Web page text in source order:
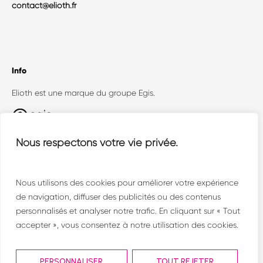
Nous respectons votre vie privée.
Nous utilisons des cookies pour améliorer votre expérience
de navigation, diffuser des publicités ou des contenus
personnalisés et analyser notre trafic. En cliquant sur « Tout
accepter », vous consentez à notre utilisation des cookies.
contact@elioth.fr
Info
Elioth est une marque du groupe Egis.
collectif où dialoguent toutes les facettes de la